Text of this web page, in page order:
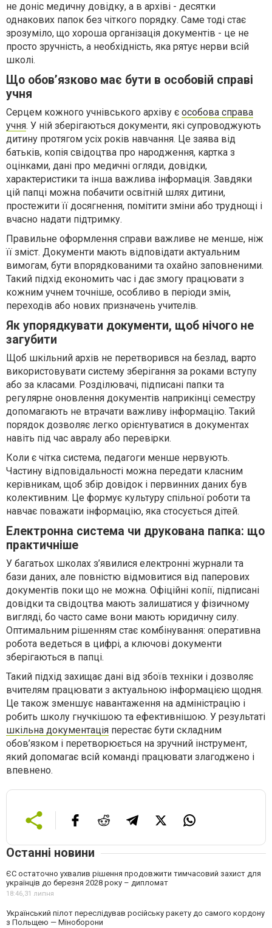
не доніс медичну довідку, а в архіві - десятки
однакових папок без чіткого порядку. Саме тоді стає
зрозуміло, що хороша організація документів - це не
просто зручність, а необхідність, яка рятує нерви всій
школі.
Що обов’язково має бути в особовій справі
учня
Серцем кожного учнівського архіву є особова справа
учня. У ній зберігаються документи, які супроводжують
дитину протягом усіх років навчання. Це заява від
батьків, копія свідоцтва про народження, картка з
оцінками, дані про медичні огляди, довідки,
характеристики та інша важлива інформація. Завдяки
цій папці можна побачити освітній шлях дитини,
простежити її досягнення, помітити зміни або труднощі і
вчасно надати підтримку.
Правильне оформлення справи важливе не менше, ніж
її зміст. Документи мають відповідати актуальним
вимогам, бути впорядкованими та охайно заповненими.
Такий підхід економить час і дає змогу працювати з
кожним учнем точніше, особливо в періоди змін,
переходів або нових призначень учителів.
Як упорядкувати документи, щоб нічого не
загубити
Щоб шкільний архів не перетворився на безлад, варто
використовувати систему зберігання за роками вступу
або за класами. Розділювачі, підписані папки та
регулярне оновлення документів наприкінці семестру
допомагають не втрачати важливу інформацію. Такий
порядок дозволяє легко орієнтуватися в документах
навіть під час авралу або перевірки.
Коли є чітка система, педагоги менше нервують.
Частину відповідальності можна передати класним
керівникам, щоб збір довідок і первинних даних був
колективним. Це формує культуру спільної роботи та
навчає поважати інформацію, яка стосується дітей.
Електронна система чи друкована папка: що
практичніше
У багатьох школах з’явилися електронні журнали та
бази даних, але повністю відмовитися від паперових
документів поки що не можна. Офіційні копії, підписані
довідки та свідоцтва мають залишатися у фізичному
вигляді, бо часто саме вони мають юридичну силу.
Оптимальним рішенням стає комбінування: оперативна
робота ведеться в цифрі, а ключові документи
зберігаються в папці.
Такий підхід захищає дані від збоїв техніки і дозволяє
вчителям працювати з актуальною інформацією щодня.
Це також зменшує навантаження на адміністрацію і
робить школу гнучкішою та ефективнішою. У результаті
шкільна документація перестає бути складним
обов’язком і перетворюється на зручний інструмент,
який допомагає всій команді працювати злагоджено і
впевнено.
Останні новини
ЄС остаточно ухвалив рішення продовжити тимчасовий захист для
українців до березня 2028 року – дипломат
18:46,31 липня
Український пілот переслідував російську ракету до самого кордону
з Польщею — Міноборони